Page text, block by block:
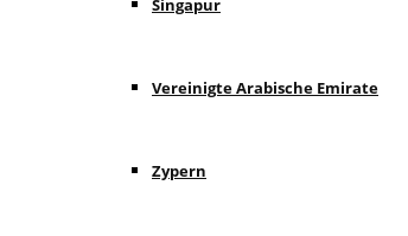
Singapur
Vereinigte Arabische Emirate
Zypern